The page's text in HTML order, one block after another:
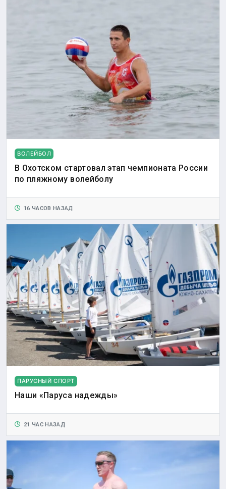
ВОЛЕЙБОЛ
В Охотском стартовал этап чемпионата России
по пляжному волейболу
16 ЧАСОВ НАЗАД
ПАРУСНЫЙ СПОРТ
Наши «Паруса надежды»
21 ЧАС НАЗАД